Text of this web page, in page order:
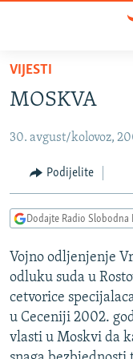
Pređite
glavni
Pređite
Pređite
pretragu
SRBIJA
KOSOVO
VIZUELNO
VIDEO
INFOGRAFIKE
PODCASTI
RAT U UKRAJINI
KINA NA BALKANU
RSE PRIČE IZ
VIJESTI
MOSKVA
30. avgust/kolovoz,
Podijelite
Dodajte Radio
Vojno odljenjenje
odluku suda u
cetvorice
u Ceceniji 2002.
vlasti u Moskvi da